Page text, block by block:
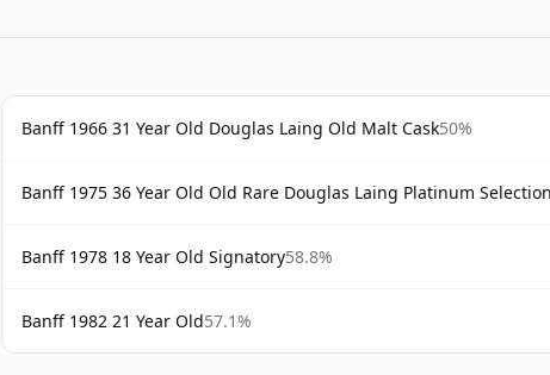
Banff 1966 31 Year Old Douglas Laing Old Malt Cask50%
Banff 1975 36 Year Old Old Rare Douglas Laing Platinum Selection
Banff 1978 18 Year Old Signatory58.8%
Banff 1982 21 Year Old57.1%